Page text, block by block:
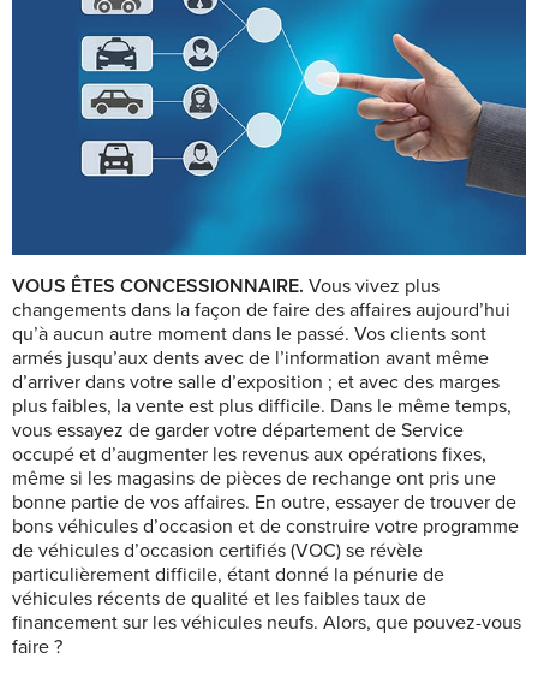
VOUS ÊTES CONCESSIONNAIRE. Vous vivez plus
changements dans la façon de faire des affaires aujourd’hui
qu’à aucun autre moment dans le passé. Vos clients sont
armés jusqu’aux dents avec de l’information avant même
d’arriver dans votre salle d’exposition ; et avec des marges
plus faibles, la vente est plus difficile. Dans le même temps,
vous essayez de garder votre département de Service
occupé et d’augmenter les revenus aux opérations fixes,
même si les magasins de pièces de rechange ont pris une
bonne partie de vos affaires. En outre, essayer de trouver de
bons véhicules d’occasion et de construire votre programme
de véhicules d’occasion certifiés (VOC) se révèle
particulièrement difficile, étant donné la pénurie de
véhicules récents de qualité et les faibles taux de
financement sur les véhicules neufs. Alors, que pouvez-vous
faire ?